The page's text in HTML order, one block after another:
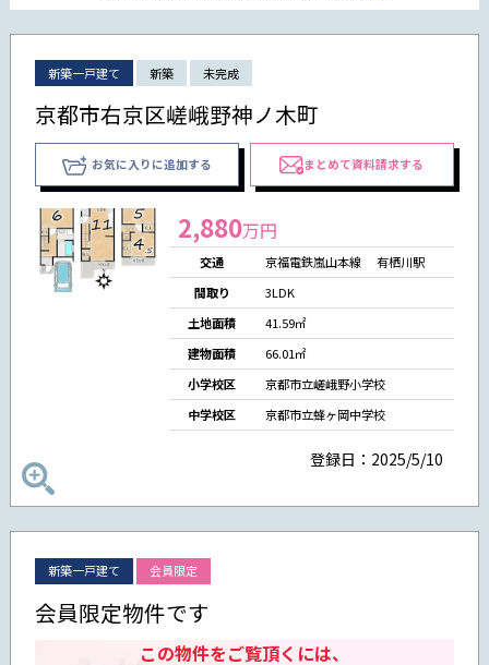
新築一戸建て 新築 未完成
京都市右京区嵯峨野神ノ木町
お気に入りに追加する まとめて資料請求する
2,880万円
交通
京福電鉄嵐山本線 有栖川駅
間取り
3LDK
土地面積
41.59㎡
建物面積
66.01㎡
小学校区
京都市立嵯峨野小学校
中学校区
京都市立蜂ヶ岡中学校
登録日：2025/5/10
新築一戸建て 会員限定
会員限定物件です
この物件をご覧頂くには、